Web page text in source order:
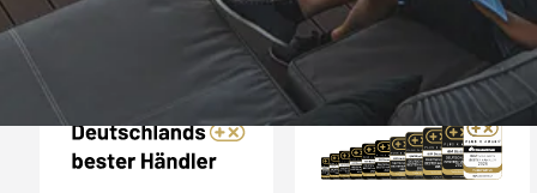
Auszeichnungen